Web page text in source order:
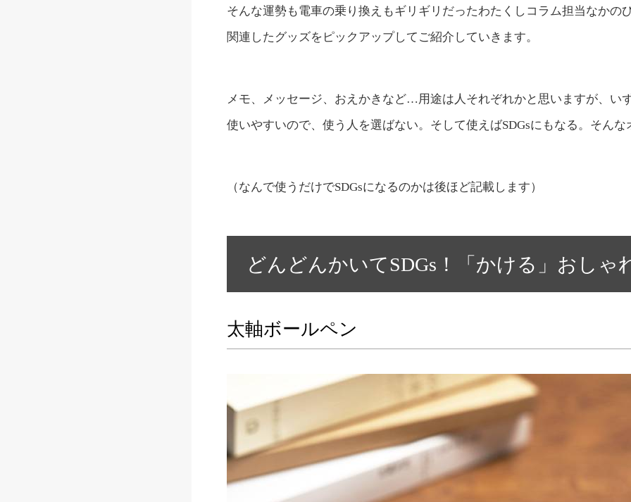
そんな運勢も電車の乗り換えもギリギリだったわたくしコラム担当なかの
関連したグッズをピックアップしてご紹介していきます。
メモ、メッセージ、おえかきなど…用途は人それぞれかと思いますが、い
使いやすいので、使う人を選ばない。そして使えばSDGsにもなる。そん
（なんで使うだけでSDGsになるのかは後ほど記載します）
どんどんかいてSDGs！「かける」おしゃ
太軸ボールペン